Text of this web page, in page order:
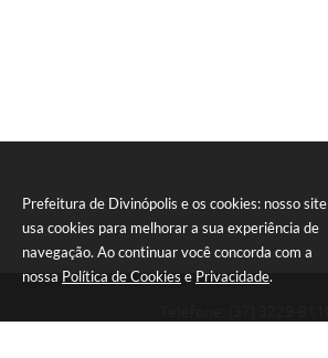
Prefeitura de Divinópolis e os cookies: nosso site
usa cookies para melhorar a sua experiência de
navegação. Ao continuar você concorda com a
nossa Política de Cookies e Privacidade.